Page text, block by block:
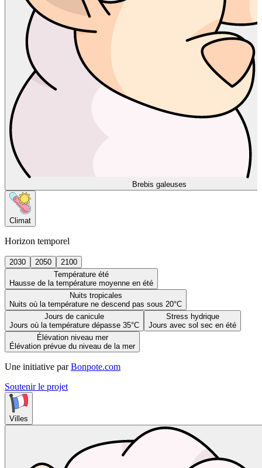
Brebis galeuses
Climat
Horizon temporel
2030 2050
2100
Température été
Hausse de la température moyenne en été
Nuits tropicales
Nuits où la température ne descend pas sous 20°C
Jours de canicule
Jours où la température dépasse 35°C
Stress hydrique
Jours avec sol sec en été
Élévation niveau mer
Élévation prévue du niveau de la mer
Une initiative par Bonpote.com
Soutenir le projet
Villes